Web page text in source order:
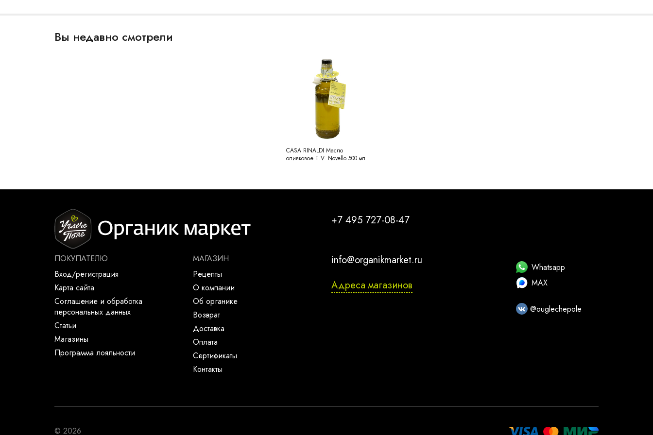
Вы недавно смотрели
CASA RINALDI Масло
оливковое E.V. Novello 500 мл
ПОКУПАТЕЛЮ
Вход/регистрация
Карта сайта
Соглашение и обработка
персональных данных
Статьи
Магазины
Программа лояльности
МАГАЗИН
Рецепты
О компании
Об органике
Возврат
Доставка
Оплата
Сертификаты
Контакты
+7 495 727-08-47
info@organikmarket.ru
Адреса магазинов
Whatsapp
MAX
@ouglechepole
© 2026